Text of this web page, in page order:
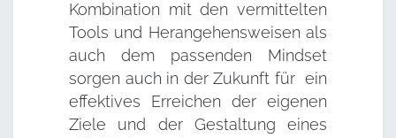
Kombination mit den vermittelten
Tools und Herangehensweisen als
auch dem passenden Mindset
sorgen auch in der Zukunft für ein
effektives Erreichen der eigenen
Ziele und der Gestaltung eines